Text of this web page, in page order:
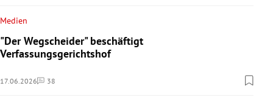
Medien
"Der Wegscheider" beschäftigt
Verfassungsgerichtshof
17.06.2026 38
Kommentare